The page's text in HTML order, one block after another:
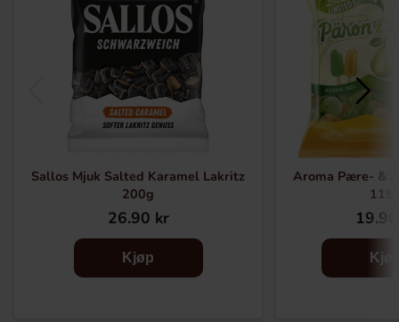
Sallos Mjuk Salted Karamel Lakritz
200g
26.90 kr
Kjøp
Aroma Pære- &